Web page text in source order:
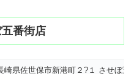
番街店
崎県佐世保市新港町２?１ させぼ